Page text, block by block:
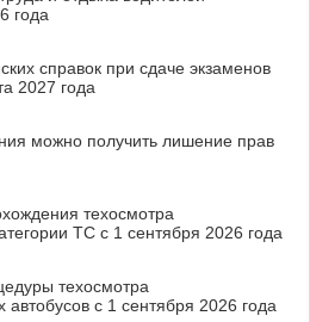
года
справок при сдаче экзаменов
2027 года
можно получить лишение прав
техосмотра
ТС с 1 сентября 2026 года
техосмотра
с 1 сентября 2026 года